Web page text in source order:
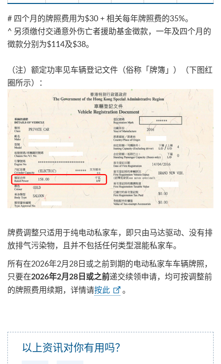
# 四个月的牌照费用为$30 + 相关每年牌照费的35%。
^ 另须缴付交通意外伤亡者援助基金徵款，一年及四个月的
徵款分别为$114及$38。
（注）额定功率见车辆登记文件（俗称「牌簿」）（下图红
圈所示）：
牌费调整只适用于纯电动私家车，即只由马达驱动、没有排
放排气污染物，且并不包括任何类型混能私家车。
所有在2026年2月28日或之前到期的电动私家车车辆牌照，
只要在2026年2月28日或之前递交续领申请，均可按调整前
的牌照费用续期，详情请按此 。
以上资讯对你有用吗？